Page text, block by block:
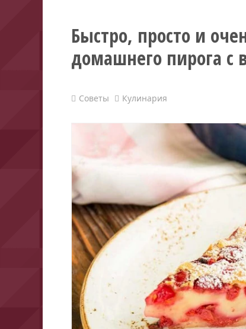
Быстро, просто и
домашнего пирога с
Советы Кулинария